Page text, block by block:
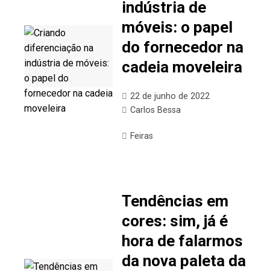
indústria de
móveis: o papel
do fornecedor na
cadeia moveleira
22 de junho de 2022
Carlos Bessa
Feiras
Tendências em
cores: sim, já é
hora de falarmos
da nova paleta da